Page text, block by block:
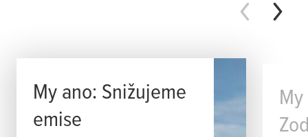
My ano: Snižujeme
emise